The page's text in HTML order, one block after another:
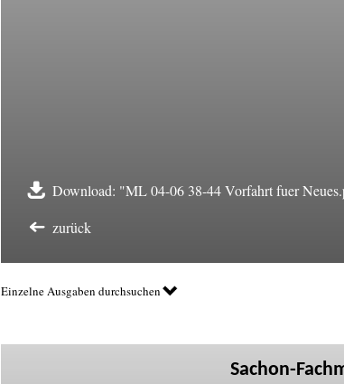
Download: "ML 04-06 38-44 Vorfahrt fuer
zurück
Einzelne Ausgaben durchsuchen
Sachon-